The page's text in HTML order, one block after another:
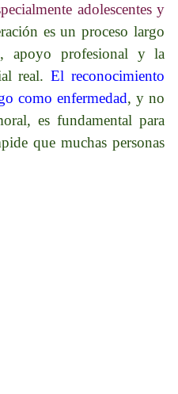
adolescentes y
es un proceso largo
apoyo profesional y la
real.El reconocimiento
como enfermedad, y no
es fundamental para
que muchas personas